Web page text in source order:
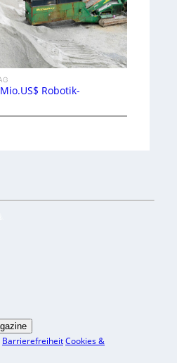
Robotik-
BarrierefreiheitCookies &